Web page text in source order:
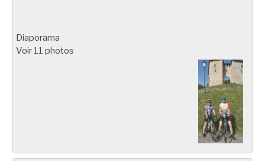
Diaporama
Voir 11 photos